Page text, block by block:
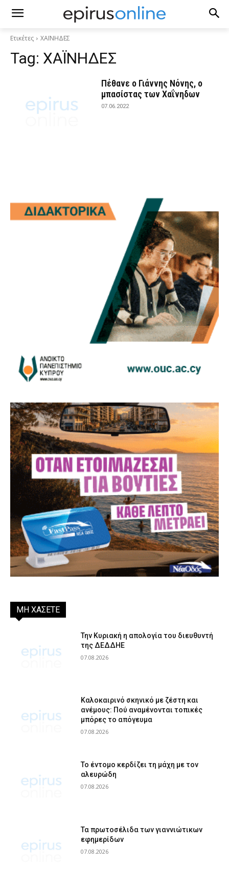
Ετικέτες ΧΑΪΝΗΔΕΣ
Tag: ΧΑΪΝΗΔΕΣ
Πέθανε ο Γιάννης Νόνης, ο
μπασίστας των Χαΐνηδων
07.06.2022
ΜΗ ΧΑΣΕΤΕ
Την Κυριακή η απολογία του διευθυντή
της ΔΕΔΔΗΕ
07.08.2026
Καλοκαιρινό σκηνικό με ζέστη και
ανέμους: Πού αναμένονται τοπικές
μπόρες το απόγευμα
07.08.2026
Το έντομο κερδίζει τη μάχη με τον
αλευρώδη
07.08.2026
Τα πρωτοσέλιδα των γιαννιώτικων
εφημερίδων
07.08.2026